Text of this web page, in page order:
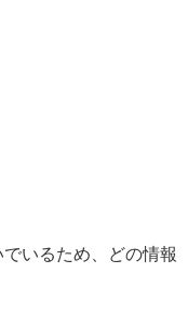
いるため、どの情報